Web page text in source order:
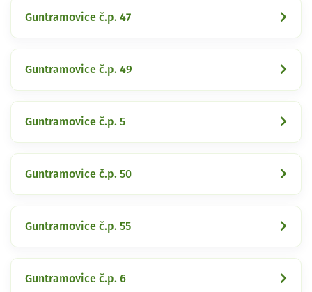
Guntramovice č.p. 47
Guntramovice č.p. 49
Guntramovice č.p. 5
Guntramovice č.p. 50
Guntramovice č.p. 55
Guntramovice č.p. 6